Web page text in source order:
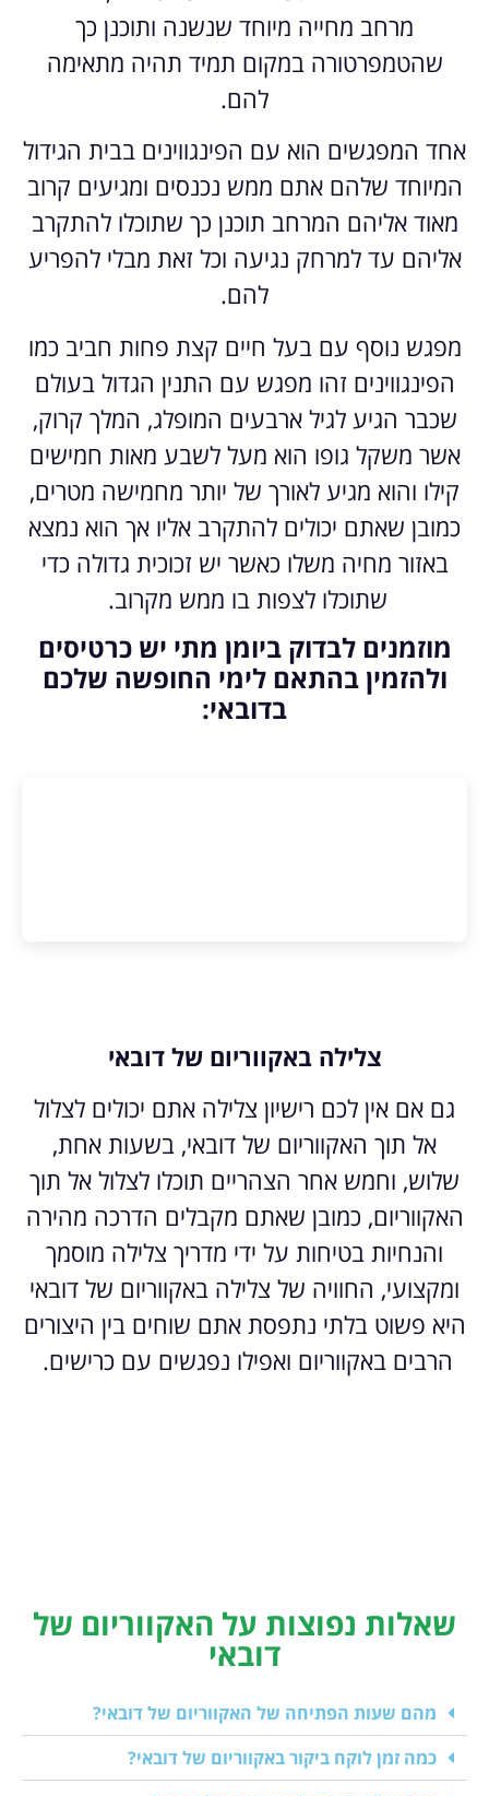
מרחב מחייה מיוחד שנשנה ותוכנן כך
שהטמפרטורה במקום תמיד תהיה מתאימה
להם.
אחד המפגשים הוא עם הפינגווינים בבית הגידול
המיוחד שלהם אתם ממש נכנסים ומגיעים קרוב
מאוד אליהם המרחב תוכנן כך שתוכלו להתקרב
אליהם עד למרחק נגיעה וכל זאת מבלי להפריע
להם.
מפגש נוסף עם בעל חיים קצת פחות חביב כמו
הפינגווינים זהו מפגש עם התנין הגדול בעולם
שכבר הגיע לגיל ארבעים המופלג, המלך קרוק,
אשר משקל גופו הוא מעל לשבע מאות חמישים
קילו והוא מגיע לאורך של יותר מחמישה מטרים,
כמובן שאתם יכולים להתקרב אליו אך הוא נמצא
באזור מחיה משלו כאשר יש זכוכית גדולה כדי
שתוכלו לצפות בו ממש מקרוב.
מוזמנים לבדוק ביומן מתי יש כרטיסים
ולהזמין בהתאם לימי החופשה שלכם
בדובאי:
צלילה באקווריום של דובאי
גם אם אין לכם רישיון צלילה אתם יכולים לצלול
אל תוך האקווריום של דובאי, בשעות אחת,
שלוש, וחמש אחר הצהריים תוכלו לצלול אל תוך
האקווריום, כמובן שאתם מקבלים הדרכה מהירה
והנחיות בטיחות על ידי מדריך צלילה מוסמך
ומקצועי, החוויה של צלילה באקווריום של דובאי
היא פשוט בלתי נתפסת אתם שוחים בין היצורים
הרבים באקווריום ואפילו נפגשים עם כרישים.
שאלות נפוצות על האקווריום של
דובאי
מהם שעות הפתיחה של האקווריום של דובאי?
כמה זמן לוקח ביקור באקווריום של דובאי?